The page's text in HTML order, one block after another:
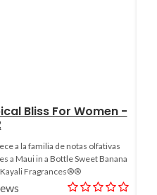
Bliss For Women -
a la familia de notas olfativas
a Maui in a Bottle Sweet Banana
Kayali Fragrances®®